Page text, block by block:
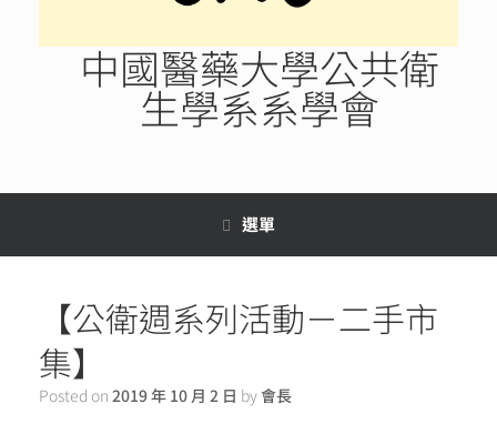
中國醫藥大學公共衛
生學系系學會
選單
【公衛週系列活動－二手市
集】
Posted on 2019 年 10 月 2 日 by會長